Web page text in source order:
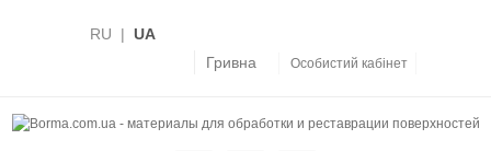
RU | UA
Гривна
Особистий кабінет